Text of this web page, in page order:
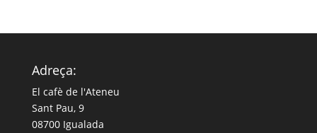
Adreça:
El cafè de l'Ateneu
Sant Pau, 9
08700 Igualada